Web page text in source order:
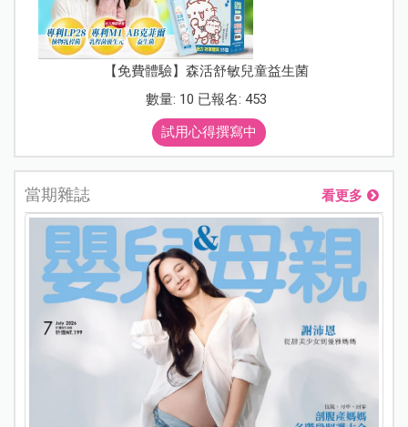
【免費體驗】森活舒敏兒童益生菌
數量: 10 已報名: 453
試用心得撰寫中
當期雜誌 看更多